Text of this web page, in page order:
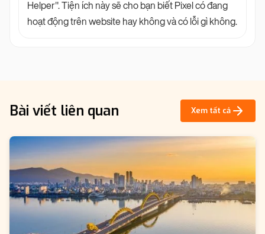
Helper". Tiện ích này sẽ cho bạn biết Pixel có đang
hoạt động trên website hay không và có lỗi gì không.
Bài viết liên quan Xem tất cả